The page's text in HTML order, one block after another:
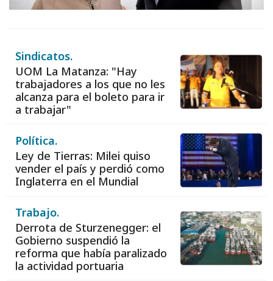
Sindicatos.
UOM La Matanza: "Hay
trabajadores a los que no les
alcanza para el boleto para ir
a trabajar"
Política.
Ley de Tierras: Milei quiso
vender el país y perdió como
Inglaterra en el Mundial
Trabajo.
Derrota de Sturzenegger: el
Gobierno suspendió la
reforma que había paralizado
la actividad portuaria